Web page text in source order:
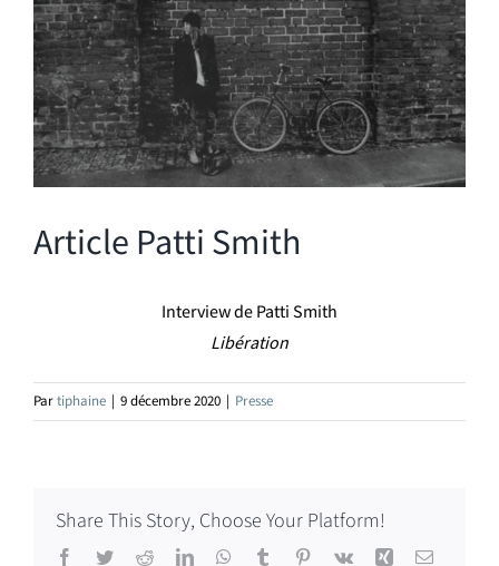
agrandie
Article Patti Smith
Interview de Patti Smith
Libération
Partiphaine | 9 décembre 2020 | Presse
Share This Story, Choose Your Platform!
Facebook
TwitterRedditLinkedInWhatsApp
Tumblr Pinterest
Vk Xing Email